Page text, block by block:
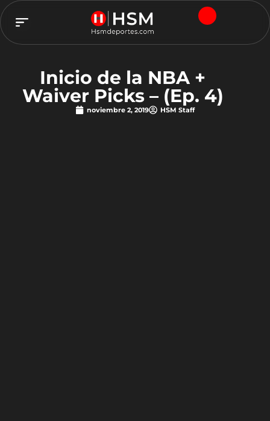
Inicio de la NBA +
Waiver Picks – (Ep. 4)
noviembre 2, 2019 HSM Staff